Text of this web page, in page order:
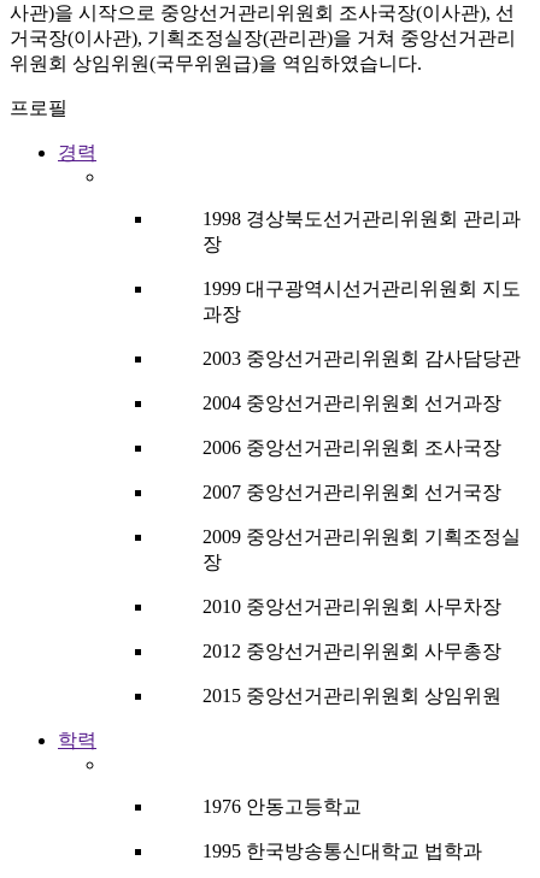
사관)을 시작으로 중앙선거관리위원회 조사국장(이사관), 선
거국장(이사관), 기획조정실장(관리관)을 거쳐 중앙선거관리
위원회 상임위원(국무위원급)을 역임하였습니다.
프로필
경력
1998 경상북도선거관리위원회 관리과
장
1999 대구광역시선거관리위원회 지도
과장
2003 중앙선거관리위원회 감사담당관
2004 중앙선거관리위원회 선거과장
2006 중앙선거관리위원회 조사국장
2007 중앙선거관리위원회 선거국장
2009 중앙선거관리위원회 기획조정실
장
2010 중앙선거관리위원회 사무차장
2012 중앙선거관리위원회 사무총장
2015 중앙선거관리위원회 상임위원
학력
1976 안동고등학교
1995 한국방송통신대학교 법학과